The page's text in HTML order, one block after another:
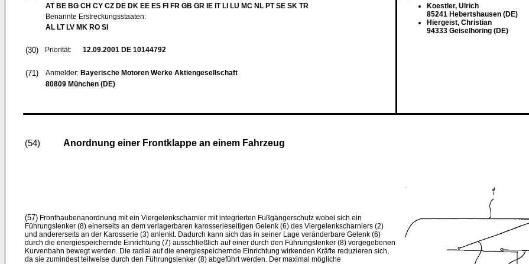
AT BE BG CH CY CZ DE DK EE ES FI FR GB GR IE IT LI LU MC NL PT SE SK TR
Benannte Erstreckungsstaaten:
AL LT LV MK RO SI
(30) Priorität: 12.09.2001 DE 10144792
(71) Anmelder: Bayerische Motoren Werke Aktiengesellschaft
80809 München (DE)
Koestler, Ulrich
85241 Hebertshausen (DE)
Hiergeist, Christian
94333 Geiselhöring (DE)
(54) Anordnung einer Frontklappe an einem Fahrzeug
(57) Fronthaubenanordnung mit ein Viergelenkscharnier mit integrierten Fußgängerschutz wobei sich ein
Führungslenker (8) einerseits an dem verlagerbaren karosserieseitigen Gelenk (6) des Viergelenkscharniers (2)
und andererseits an der Karosserie (3) anlenkt. Dadurch kann sich das in seiner Lage veränderbare Gelenk (6)
durch die energiespeichernde Einrichtung (7) ausschließlich auf einer durch den Führungslenker (8) vorgegebenen
Kurvenbahn bewegt werden. Die radial auf die energiespeichernde Einrichtung wirkenden Kräfte reduzieren sich,
da sie zumindest teilweise durch den Führungslenker (8) abgeführt werden. Der maximal mögliche